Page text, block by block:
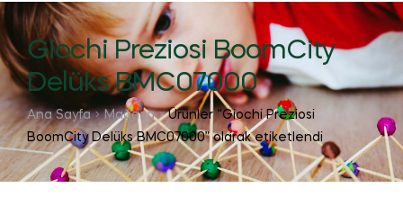
Giochi Preziosi BoomCity
Delüks BMC07000
Ana Sayfa Mağaza
Ürünler “Giochi Preziosi
BoomCity Delüks BMC07000” olarak etiketlendi